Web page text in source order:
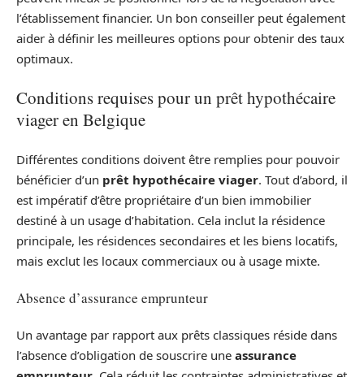
l’établissement financier. Un bon conseiller peut également
aider à définir les meilleures options pour obtenir des taux
optimaux.
Conditions requises pour un prêt hypothécaire
viager en Belgique
Différentes conditions doivent être remplies pour pouvoir
bénéficier d’un prêt hypothécaire viager. Tout d’abord, il
est impératif d’être propriétaire d’un bien immobilier
destiné à un usage d’habitation. Cela inclut la résidence
principale, les résidences secondaires et les biens locatifs,
mais exclut les locaux commerciaux ou à usage mixte.
Absence d’assurance emprunteur
Un avantage par rapport aux prêts classiques réside dans
l’absence d’obligation de souscrire une assurance